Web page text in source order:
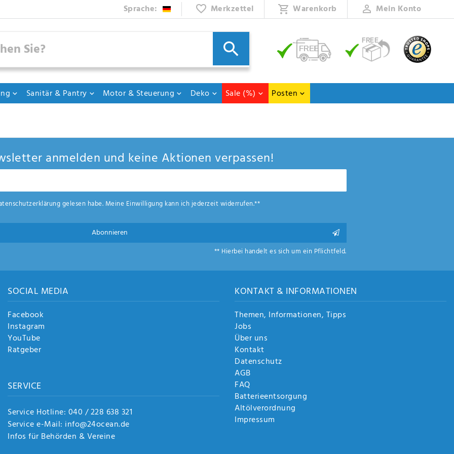
Sprache: Merkzettel Warenkorb Mein Konto
Sanitär & Pantry Motor & Steuerung Deko Sale (%) Posten
anmelden und keine Aktionen verpassen!
gelesen habe. Meine Einwilligung kann ich jederzeit widerrufen.**
Abonnieren
** Hierbei handelt es sich um ein Pflichtfeld.
SOCIAL MEDIA
Facebook
Instagram
YouTube
Ratgeber
SERVICE
Service Hotline: 040 / 228 638 321
Service e-Mail: info@24ocean.de
Infos für Behörden & Vereine
KONTAKT & INFORMATIONEN
Themen, Informationen, Tipps
Jobs
Über uns
Kontakt
Datenschutz
AGB
FAQ
Batterieentsorgung
Altölverordnung
Impressum